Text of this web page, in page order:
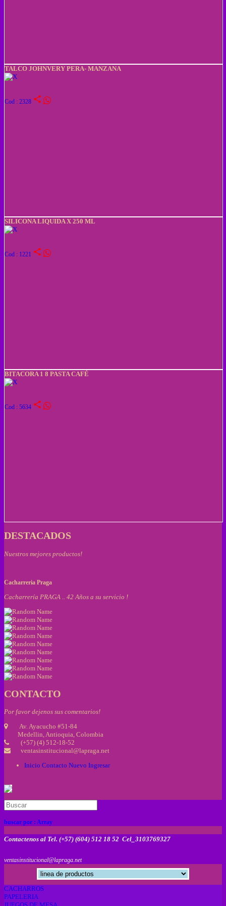
TALCO JOHNVERY PERA- MANZANA
Cod : 2328 share
SILICONA LIQUIDA X 250 ML
Cod : 1221 share
BITACORA 1 8 PASTA CAFÉ
Cod : 5634 share
DESTACADOS
Nuestros mejores productos!
Cacharreria Praga
Cacharrería PRAGA .. 42 Años a su servicio !
CONTACTO
Por favor dejenos sus comentarios!
Av. Ayacucho #51-84
Medellin, Antioquia, Colombia
(+57) (4) 512-18-52
ventasinstitucional@lapraga.net
Inicio Contacto Nuevo Ingresar
buscar por : Array
Contactenos al Tel. (+57) (604) 512 18 52 Cel_3103769327
ventasinstitucional@lapraga.net
CACHARROS
PAPELERIA